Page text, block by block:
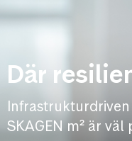
Där
SKAGEN m² är